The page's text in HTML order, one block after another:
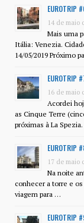
EUROTRIP
14 de maio
Mais uma
Itália: Venezia.
14/05/2019 Próximo
EUROTRIP
16 de maio
Acordei
as Cinque Terre
próximas à La
EUROTRIP
17 de maio
Na noite
conhecer a torre e
viagem para …
EUROTRIP